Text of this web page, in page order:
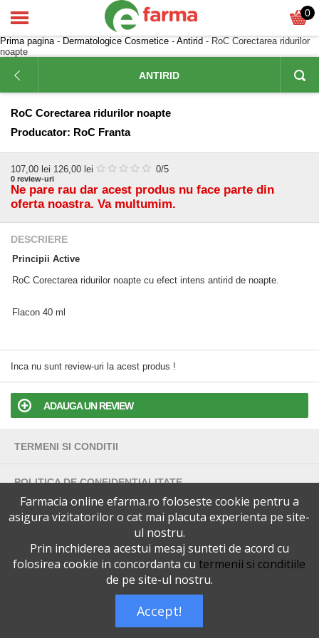
0
Prima pagina- Dermatologice Cosmetice - Antirid - RoC Corectarea ridurilor
noapte
ANTIRID
RoC Corectarea ridurilor noapte
Producator: RoC Franta
107,00 lei 126,00 lei 0/5
0 review-uri
Ne pare rau dar acest produs nu face parte din
oferta noastra. Va multumim.
DESCRIERE
Principii Active
RoC Corectarea ridurilor noapte cu efect intens antirid de noapte.
Flacon 40 ml
Inca nu sunt review-uri la acest produs !
ADAUGA UN REVIEW
TERMENI SI CONDITII
POLITICA DE CONFIDENTIALITATE
VERSIUNEA DESKTOP
Telefoane eFarma:0727515368
Dreptul de autor © efarma.ro - Toate Drepturile Rezervate.
Farmacia online efarma.ro foloseste cookie pentru a
asigura vizitatorilor o cat mai placuta experienta pe site-
ul nostru.
Prin inchiderea acestui mesaj sunteti de acord cu
folosirea cookie in concordanta cu termenii si conditiile
de pe site-ul nostru.
Accept!